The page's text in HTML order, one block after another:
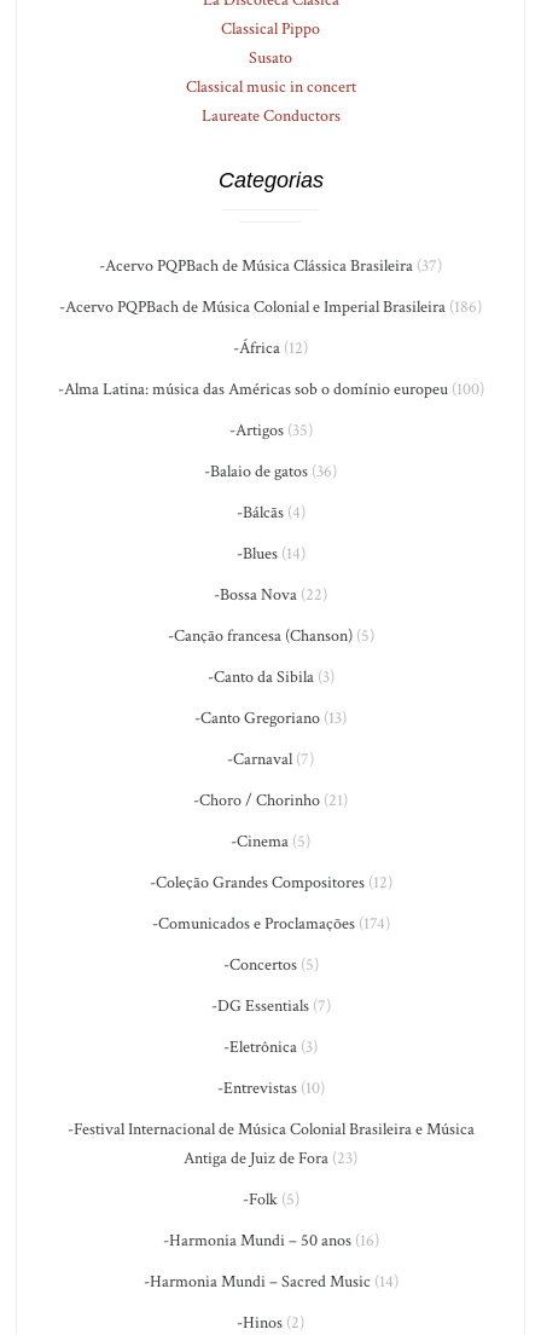
Classical Pippo
Susato
Classical music in concert
Laureate Conductors
Categorias
-Acervo PQPBach de Música Clássica Brasileira (37)
-Acervo PQPBach de Música Colonial e Imperial Brasileira (186)
-África (12)
-Alma Latina: música das Américas sob o domínio europeu(100)
-Artigos(35)
-Balaio de gatos (36)
-Bálcãs(4)
-Blues(14)
-Bossa Nova (22)
-Canção francesa (Chanson)(5)
-Canto da Sibila(3)
-Canto Gregoriano (13)
-Carnaval (7)
-Choro / Chorinho (21)
-Cinema (5)
-Coleção Grandes Compositores(12)
-Comunicados e Proclamações(174)
-Concertos(5)
-DG Essentials(7)
-Eletrônica (3)
-Entrevistas(10)
-Festival Internacional de Música Colonial Brasileira e Música
Antiga de Juiz de Fora (23)
-Folk(5)
-Harmonia Mundi – 50 anos(16)
-Harmonia Mundi – Sacred Music (14)
-Hinos (2)